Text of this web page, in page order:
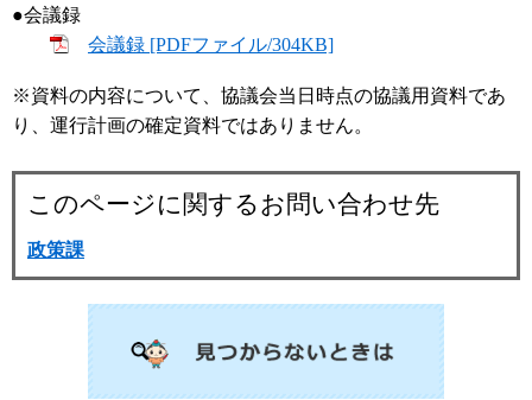
●会議録
会議録 [PDFファイル/304KB]
※資料の内容について、協議会当日時点の協議用資料であ
り、運行計画の確定資料ではありません。
このページに関するお問い合わせ先
政策課